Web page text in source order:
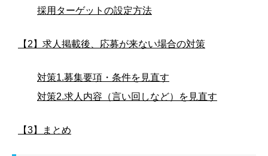
採用ターゲットの設定方法
【2】求人掲載後、応募が来ない場合の対策
対策1.募集要項・条件を見直す
対策2.求人内容（言い回しなど）を見直す
【3】まとめ